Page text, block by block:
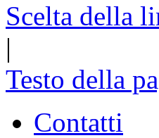
Scelta della
|
Testo della
Contatti